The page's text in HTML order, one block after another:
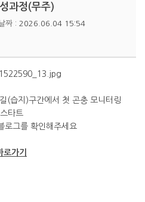
과정(무주)
날짜 : 2026.06.04 15:54
(습지)구간에서 첫 곤충 모니터링
스타트
로그를 확인해주세요
로가기